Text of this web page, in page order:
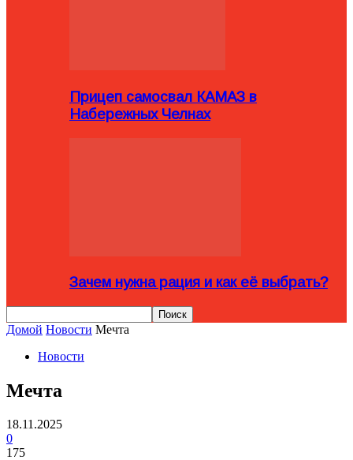
Прицеп самосвал КАМАЗ в
Набережных Челнах
Зачем нужна рация и как её выбрать?
Домой Новости Мечта
Новости
Мечта
18.11.2025
0
175